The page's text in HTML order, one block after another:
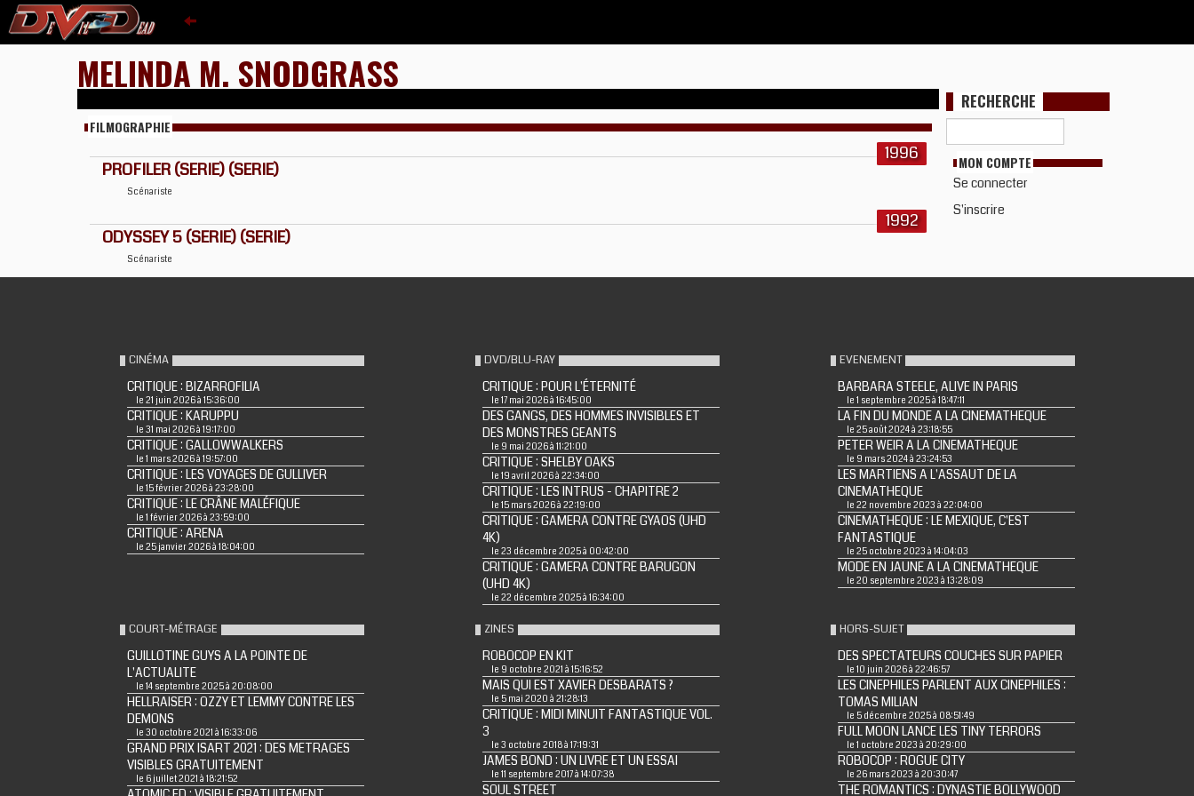
MELINDA M. SNODGRASS
FILMOGRAPHIE
1996
PROFILER (SERIE) (SERIE)
Scénariste
1992
ODYSSEY 5 (SERIE) (SERIE)
Scénariste
RECHERCHE
MON COMPTE
Se connecter
S'inscrire
CINÉMA
CRITIQUE : BIZARROFILIA
le 21 juin 2026 à 15:36:00
CRITIQUE : KARUPPU
le 31 mai 2026 à 19:17:00
CRITIQUE : GALLOWWALKERS
le 1 mars 2026 à 19:57:00
CRITIQUE : LES VOYAGES DE GULLIVER
le 15 février 2026 à 23:28:00
CRITIQUE : LE CRÂNE MALÉFIQUE
le 1 février 2026 à 23:59:00
CRITIQUE : ARENA
le 25 janvier 2026 à 18:04:00
DVD/BLU-RAY
CRITIQUE : POUR L'ÉTERNITÉ
le 17 mai 2026 à 16:45:00
DES GANGS, DES HOMMES INVISIBLES ET
DES MONSTRES GEANTS
le 9 mai 2026 à 11:21:00
CRITIQUE : SHELBY OAKS
le 19 avril 2026 à 22:34:00
CRITIQUE : LES INTRUS - CHAPITRE 2
le 15 mars 2026 à 22:19:00
CRITIQUE : GAMERA CONTRE GYAOS (UHD
4K)
le 23 décembre 2025 à 00:42:00
CRITIQUE : GAMERA CONTRE BARUGON
(UHD 4K)
le 22 décembre 2025 à 16:34:00
EVENEMENT
BARBARA STEELE, ALIVE IN PARIS
le 1 septembre 2025 à 18:47:11
LA FIN DU MONDE A LA CINEMATHEQUE
le 25 août 2024 à 23:18:55
PETER WEIR A LA CINEMATHEQUE
le 9 mars 2024 à 23:24:53
LES MARTIENS A L'ASSAUT DE LA
CINEMATHEQUE
le 22 novembre 2023 à 22:04:00
CINEMATHEQUE : LE MEXIQUE, C'EST
FANTASTIQUE
le 25 octobre 2023 à 14:04:03
MODE EN JAUNE A LA CINEMATHEQUE
le 20 septembre 2023 à 13:28:09
COURT-MÉTRAGE
GUILLOTINE GUYS A LA POINTE DE
L'ACTUALITE
le 14 septembre 2025 à 20:08:00
HELLRAISER : OZZY ET LEMMY CONTRE LES
DEMONS
le 30 octobre 2021 à 16:33:06
GRAND PRIX ISART 2021 : DES METRAGES
VISIBLES GRATUITEMENT
le 6 juillet 2021 à 18:21:52
ZINES
ROBOCOP EN KIT
le 9 octobre 2021 à 15:16:52
MAIS QUI EST XAVIER DESBARATS ?
le 5 mai 2020 à 21:28:13
CRITIQUE : MIDI MINUIT FANTASTIQUE VOL.
3
le 3 octobre 2018 à 17:19:31
JAMES BOND : UN LIVRE ET UN ESSAI
le 11 septembre 2017 à 14:07:38
SOUL STREET
HORS-SUJET
DES SPECTATEURS COUCHES SUR PAPIER
le 10 juin 2026 à 22:46:57
LES CINEPHILES PARLENT AUX CINEPHILES :
TOMAS MILIAN
le 5 décembre 2025 à 08:51:49
FULL MOON LANCE LES TINY TERRORS
le 1 octobre 2023 à 20:29:00
ROBOCOP : ROGUE CITY
le 26 mars 2023 à 20:30:47
THE ROMANTICS : DYNASTIE BOLLYWOOD